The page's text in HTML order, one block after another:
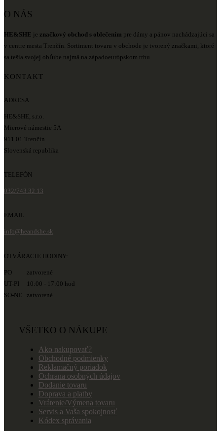
O NÁS
HE&SHE je značkový obchod s oblečením pre dámy a pánov nachádzajúci sa
v centre mesta Trenčín. Sortiment tovaru v obchode je tvorený značkami, ktoré
sa tešia svojej obľube najmä na západoeurópskom trhu.
KONTAKT
ADRESA
HE&SHE, s.r.o.
Mierové námestie 5A
911 01 Trenčín
Slovenská republika
TELEFÓN
032/743 32 13
EMAIL
info@heandshe.sk
OTVÁRACIE HODINY:
PO zatvorené
UT-PI 10:00 - 17:00 hod
SO-NE zatvorené
VŠETKO O NÁKUPE
Ako nakupovať?
Obchodné podmienky
Reklamačný poriadok
Ochrana osobných údajov
Dodanie tovaru
Doprava a platby
Vrátenie/Výmena tovaru
Servis a Vaša spokojnosť
Kódex správania